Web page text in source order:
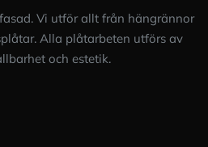
Vi utför allt från hängrännor
Alla plåtarbeten utförs av
och estetik.